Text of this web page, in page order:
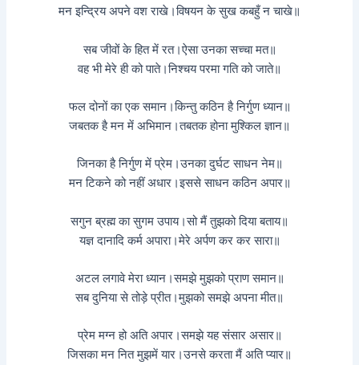
मन इन्द्रिय अपने वश राखे।विषयन के सुख कबहुँ न चाखे॥
सब जीवों के हित में रत।ऐसा उनका सच्चा मत॥
वह भी मेरे ही को पाते।निश्चय परमा गति को जाते॥
फल दोनों का एक समान।किन्तु कठिन है निर्गुण ध्यान॥
जबतक है मन में अभिमान।तबतक होना मुश्किल ज्ञान॥
जिनका है निर्गुण में प्रेम।उनका दुर्घट साधन नेम॥
मन टिकने को नहीं अधार।इससे साधन कठिन अपार॥
सगुन ब्रह्म का सुगम उपाय।सो मैं तुझको दिया बताय॥
यज्ञ दानादि कर्म अपारा।मेरे अर्पण कर कर सारा॥
अटल लगावे मेरा ध्यान।समझे मुझको प्राण समान॥
सब दुनिया से तोड़े प्रीत।मुझको समझे अपना मीत॥
प्रेम मग्न हो अति अपार।समझे यह संसार असार॥
जिसका मन नित मुझमें यार।उनसे करता मैं अति प्यार॥